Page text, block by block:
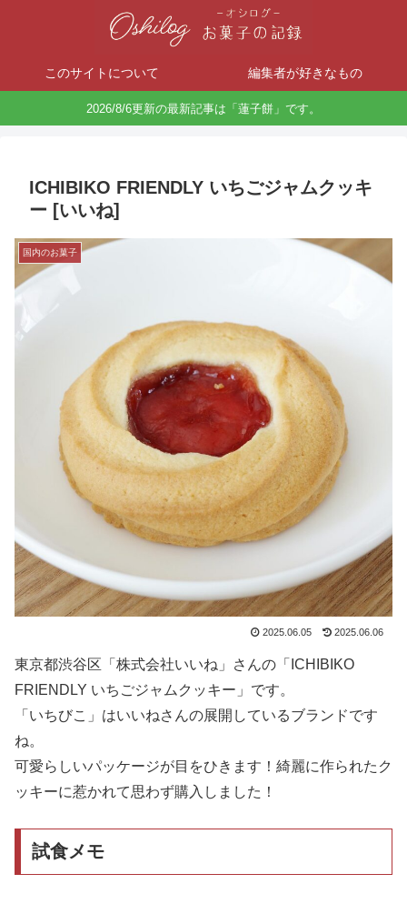
このサイトについて 編集者が好きなもの
2026/8/6更新の最新記事は「蓮子餅」です。
ICHIBIKO FRIENDLY いちごジャムクッキ
ー [いいね]
国内のお菓子
2025.06.05 2025.06.06
東京都渋谷区「株式会社いいね」さんの「ICHIBIKO
FRIENDLY いちごジャムクッキー」です。
「いちびこ」はいいねさんの展開しているブランドです
ね。
可愛らしいパッケージが目をひきます！綺麗に作られたク
ッキーに惹かれて思わず購入しました！
試食メモ